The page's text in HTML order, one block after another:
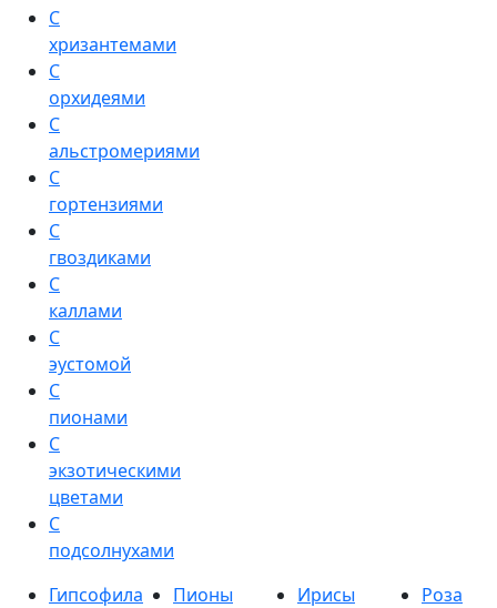
С
хризантемами
С
орхидеями
С
альстромериями
С
гортензиями
С
гвоздиками
С
каллами
С
эустомой
С
пионами
С
экзотическими
цветами
С
подсолнухами
Гипсофила
Пионы Ирисы
Роза